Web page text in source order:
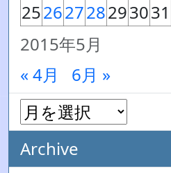
2015年5月
25262728293031
« 4月 6月 »
Archive